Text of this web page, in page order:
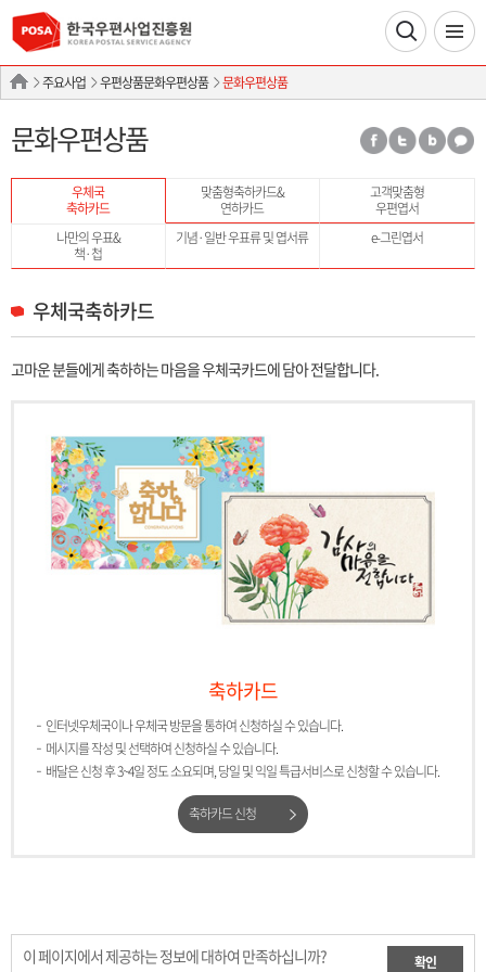
주요사업 우편상품문화우편상품 문화우편상품
문화우편상품
우체국
축하카드
맞춤형축하카드&
연하카드
고객맞춤형
우편엽서
나만의 우표&
책·첩
기념·일반 우표류 및 엽서류 e-그린엽서
우체국축하카드
고마운 분들에게 축하하는 마음을 우체국카드에 담아 전달합니다.
축하카드
인터넷우체국이나 우체국 방문을 통하여 신청하실 수 있습니다.
메시지를 작성 및 선택하여 신청하실 수 있습니다.
배달은 신청 후 3~4일 정도 소요되며, 당일 및 익일 특급서비스로 신청할 수 있습니다.
축하카드 신청
이 페이지에서 제공하는 정보에 대하여 만족하십니까? 확인